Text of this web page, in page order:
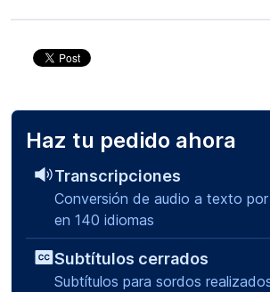
Haz tu pedido ahora
Transcripciones
Conversión de audio a texto por
en 140 idiomas
Subtítulos cerrados
Subtítulos para sordos